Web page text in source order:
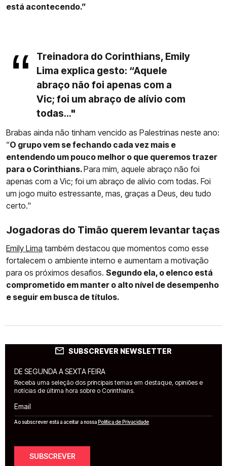
está acontecendo.”
Treinadora do Corinthians, Emily
Lima explica gesto: “Aquele
abraço não foi apenas com a
Vic; foi um abraço de alívio com
todas..."
Brabas ainda não tinham vencido as Palestrinas neste ano:
“O grupo vem se fechando cada vez mais e
entendendo um pouco melhor o que queremos trazer
para o Corinthians.Para mim, aquele abraço não foi
apenas com a Vic; foi um abraço de alívio com todas. Foi
um jogo muito estressante, mas, graças a Deus, deu tudo
certo."
Jogadoras do Timão querem levantar taças
Emily Lima também destacou que momentos como esse
fortalecem o ambiente interno e aumentam a motivação
para os próximos desafios. Segundo ela, o elenco está
comprometido em manter o alto nível de desempenho
e seguir em busca de títulos.
SUBSCREVER NEWSLETTER
DE SEGUNDA A SEXTA FEIRA
Receba uma seleção dos principais temas em destaque, opiniões e
notícias de última hora sobre o Corinthians.
Email
Ao subscrever está a aceitar a nossaPolítica de Privacidade
SUBSCREVER